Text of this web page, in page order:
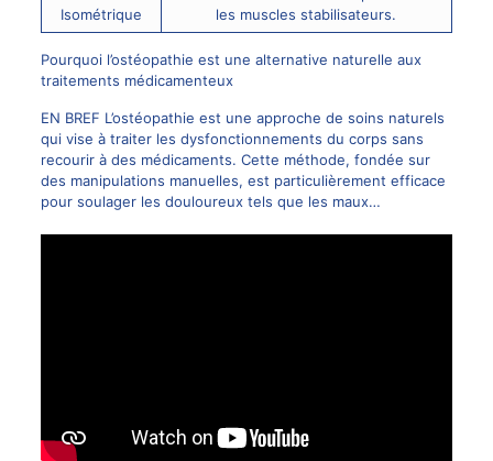
Isométrique
les muscles stabilisateurs.
Pourquoi l’ostéopathie est une alternative naturelle aux
traitements médicamenteux
EN BREF L’ostéopathie est une approche de soins naturels
qui vise à traiter les dysfonctionnements du corps sans
recourir à des médicaments. Cette méthode, fondée sur
des manipulations manuelles, est particulièrement efficace
pour soulager les douloureux tels que les maux…